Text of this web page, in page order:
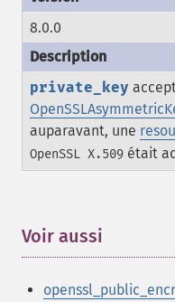
8.0.0
private_key
auparavant, une
OpenSSL X.509 était
Voir aussi